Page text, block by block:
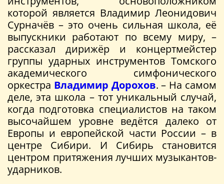
которой является Владимир Леонидович
Сурначёв – это очень сильная школа, её
выпускники работают по всему миру, –
рассказал дирижёр и концертмейстер
группы ударных инструментов Томского
академического симфонического
оркестра Владимир Дорохов. – На самом
деле, эта школа – тот уникальный случай,
когда подготовка специалистов на таком
высочайшем уровне ведётся далеко от
Европы и европейской части России – в
центре Сибири. И Сибирь становится
центром притяжения лучших музыкантов-
ударников.